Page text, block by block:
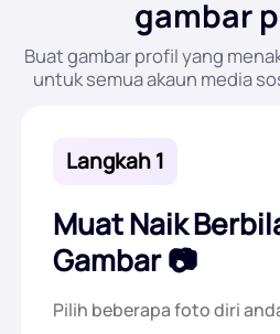
gambar
Buat gambar profil yang
untuk semua akaun media
Langkah 1
Muat Naik
Gambar
Pilih beberapa foto diri